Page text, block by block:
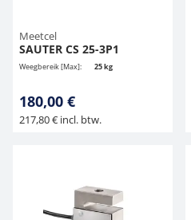
Meetcel
SAUTER CS 25-3P1
Weegbereik [Max]: 25 kg
180,00 €
217,80 € incl. btw.